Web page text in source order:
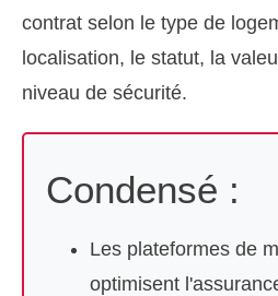
contrat selon le type de
localisation, le statut, la
niveau de sécurité.
Condensé :
Les plateformes de
optimisent